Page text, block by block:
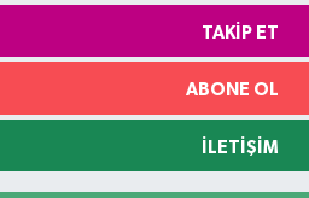
TAKIP ET
ABONE OL
İLETIŞIM